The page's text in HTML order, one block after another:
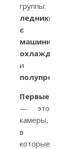
группы:
ледники
с
машинным
и
Первые
— это
камеры,
в
которые